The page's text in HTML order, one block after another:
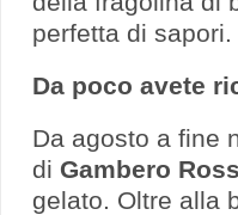
perfetta di sapori.
Da poco avete
Da agosto a fine
di Gambero
gelato. Oltre alla